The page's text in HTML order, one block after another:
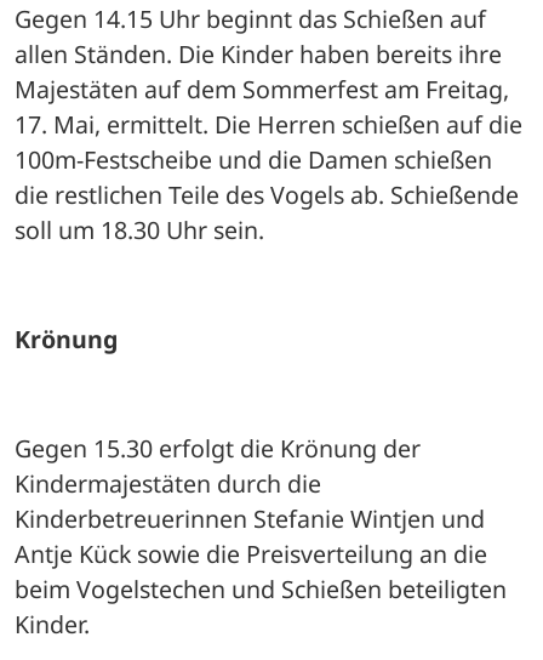
Gegen 14.15 Uhr beginnt das Schießen auf
allen Ständen. Die Kinder haben bereits ihre
Majestäten auf dem Sommerfest am Freitag,
17. Mai, ermittelt. Die Herren schießen auf die
100m-Festscheibe und die Damen schießen
die restlichen Teile des Vogels ab. Schießende
soll um 18.30 Uhr sein.
Krönung
Gegen 15.30 erfolgt die Krönung der
Kindermajestäten durch die
Kinderbetreuerinnen Stefanie Wintjen und
Antje Kück sowie die Preisverteilung an die
beim Vogelstechen und Schießen beteiligten
Kinder.